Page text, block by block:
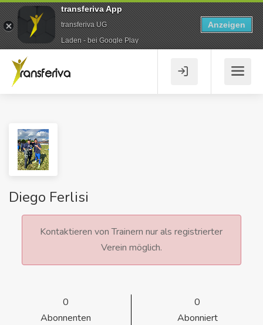
Diego Ferlisi
Kontaktieren von Trainern nur als registrierter
Verein möglich.
0
Abonnenten
0
Abonniert
transferiva App
transferiva UG
Laden - bei Google Play
Anzeigen